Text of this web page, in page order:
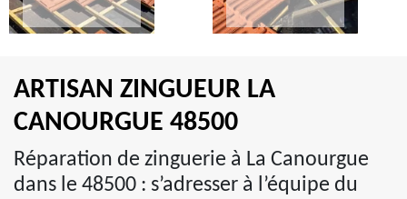
ARTISAN ZINGUEUR LA
CANOURGUE 48500
Réparation de zinguerie à La Canourgue
dans le 48500 : s’adresser à l’équipe du